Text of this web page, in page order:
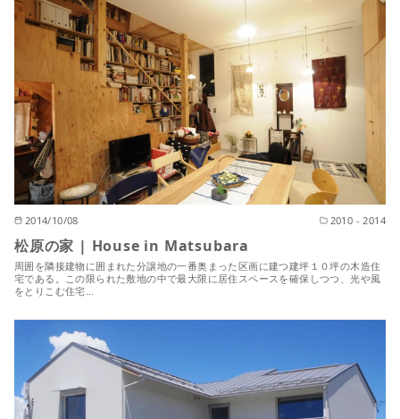
2014/10/08 2010 - 2014
松原の家 | House in Matsubara
周囲を隣接建物に囲まれた分譲地の一番奥まった区画に建つ建坪１０坪の木造住
宅である。この限られた敷地の中で最大限に居住スペースを確保しつつ、光や風
をとりこむ住宅…